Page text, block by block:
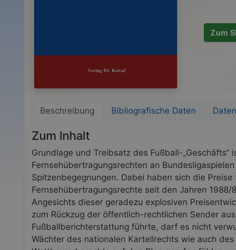
Zum
Beschreibung Bibliografische Daten
Zum Inhalt
Grundlage und Treibsatz des Fußball-„Geschäfts“
Fernsehübertragungsrechten an
Spitzenbegegnungen. Dabei haben sich die Preise
Fernsehübertragungsrechte seit den Jahren 1988/
Angesichts dieser geradezu explosiven
zum Rückzug der öffentlich-rechtlichen Sender
Fußballberichterstattung führte, darf es nicht
Wächter des nationalen Kartellrechts wie auch des